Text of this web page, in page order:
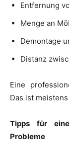
Entfernung
Menge an
Demontage
Distanz
Eine
Das ist
Tipps für
Probleme